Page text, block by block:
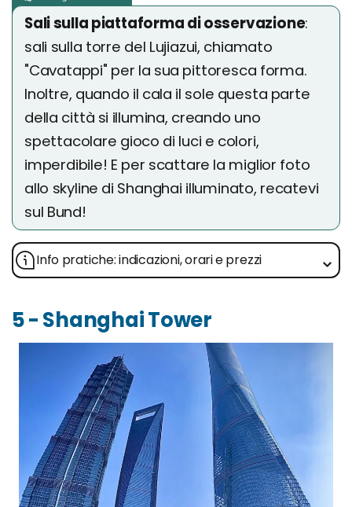
Sali sulla piattaforma di osservazione:
sali sulla torre del Lujiazui, chiamato
"Cavatappi" per la sua pittoresca forma.
Inoltre, quando il cala il sole questa parte
della città si illumina, creando uno
spettacolare gioco di luci e colori,
imperdibile! E per scattare la miglior foto
allo skyline di Shanghai illuminato, recatevi
sul Bund!
Info pratiche: indicazioni, orari e prezzi
5 - Shanghai Tower